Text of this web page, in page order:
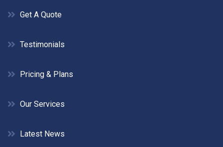
Get A Quote
Testimonials
Pricing & Plans
Our Services
Latest News